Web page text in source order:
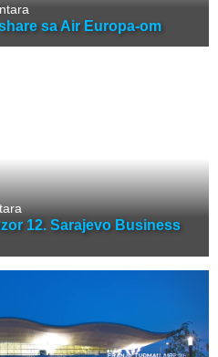
sa Air Europa-om
12. Sarajevo Business